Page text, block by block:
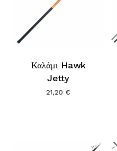
Καλάμι Hawk
Jetty
21,20€